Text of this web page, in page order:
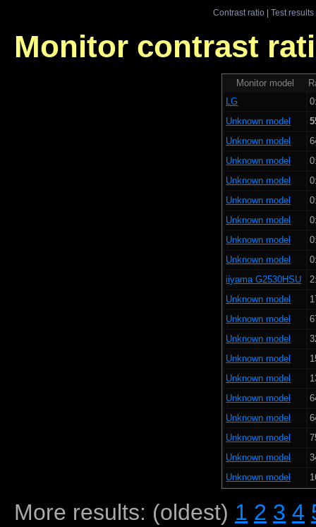
Contrast ratio| Test results
Monitor contrast
Monitor model
LG
Unknown model
Unknown model
Unknown model
Unknown model
Unknown model
Unknown model
Unknown model
Unknown model
iiyama G2530HSU
Unknown model
Unknown model
Unknown model
Unknown model
Unknown model
Unknown model
Unknown model
Unknown model
Unknown model
Unknown model
More results: (oldest) 1 2 3 4